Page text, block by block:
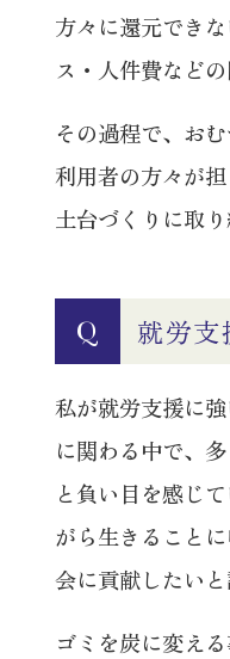
方々に還元でき
ス・人件費など
その過程で、お
利用者の方々が
土台づくりに取り
Q 就労支
私が就労支援に
に関わる中で、
と負い目を感じ
がら生きること
会に貢献したい
ゴミを炭に変え